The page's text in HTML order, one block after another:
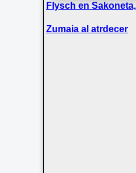
Flysch en
Zumaia al atrdecer